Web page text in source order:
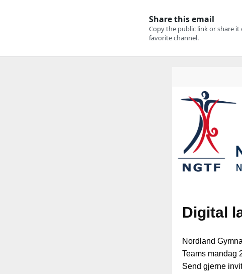
Digital
Nordland
Teams mandag
Send gjerne